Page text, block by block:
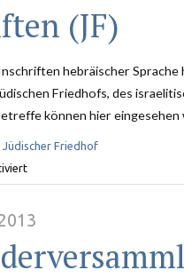
(JF)
hebräischer
Friedhofs, des
können hier eingesehen
Jüdischer Friedhof